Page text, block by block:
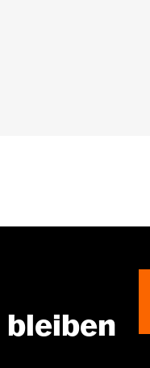
bleiben